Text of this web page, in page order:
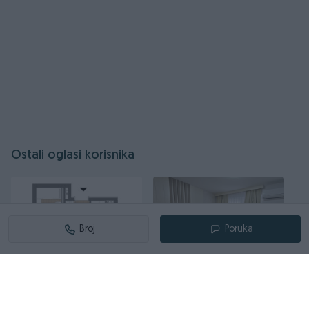
+38763034036 viber ili whats app
Ostali oglasi korisnika
Broj Poruka